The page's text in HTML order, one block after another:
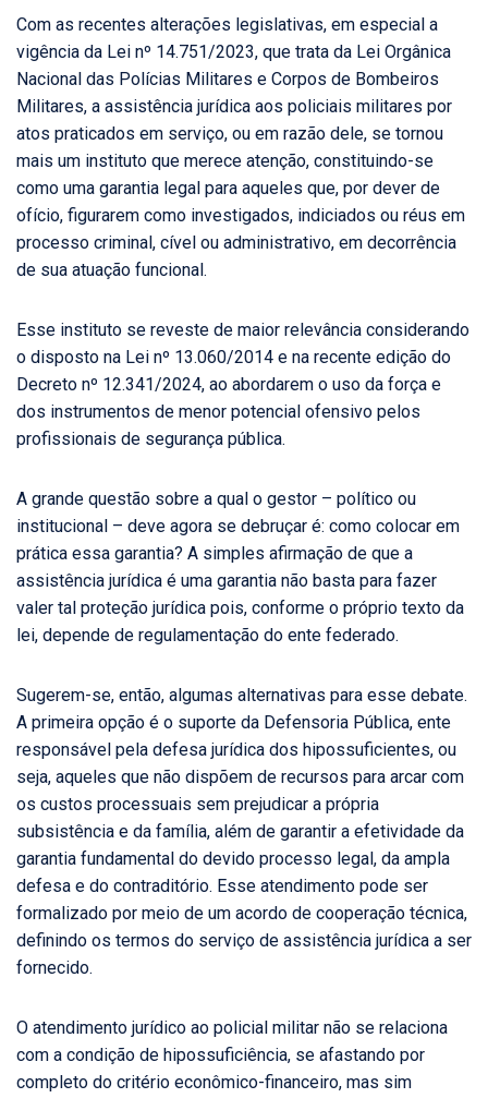
Com as recentes alterações legislativas, em especial a
vigência da Lei nº 14.751/2023, que trata da Lei Orgânica
Nacional das Polícias Militares e Corpos de Bombeiros
Militares, a assistência jurídica aos policiais militares por
atos praticados em serviço, ou em razão dele, se tornou
mais um instituto que merece atenção, constituindo-se
como uma garantia legal para aqueles que, por dever de
ofício, figurarem como investigados, indiciados ou réus em
processo criminal, cível ou administrativo, em decorrência
de sua atuação funcional.
Esse instituto se reveste de maior relevância considerando
o disposto na Lei nº 13.060/2014 e na recente edição do
Decreto nº 12.341/2024, ao abordarem o uso da força e
dos instrumentos de menor potencial ofensivo pelos
profissionais de segurança pública.
A grande questão sobre a qual o gestor – político ou
institucional – deve agora se debruçar é: como colocar em
prática essa garantia? A simples afirmação de que a
assistência jurídica é uma garantia não basta para fazer
valer tal proteção jurídica pois, conforme o próprio texto da
lei, depende de regulamentação do ente federado.
Sugerem-se, então, algumas alternativas para esse debate.
A primeira opção é o suporte da Defensoria Pública, ente
responsável pela defesa jurídica dos hipossuficientes, ou
seja, aqueles que não dispõem de recursos para arcar com
os custos processuais sem prejudicar a própria
subsistência e da família, além de garantir a efetividade da
garantia fundamental do devido processo legal, da ampla
defesa e do contraditório. Esse atendimento pode ser
formalizado por meio de um acordo de cooperação técnica,
definindo os termos do serviço de assistência jurídica a ser
fornecido.
O atendimento jurídico ao policial militar não se relaciona
com a condição de hipossuficiência, se afastando por
completo do critério econômico-financeiro, mas sim